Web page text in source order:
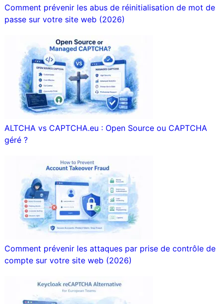
Comment prévenir les abus de réinitialisation de mot de
passe sur votre site web (2026)
ALTCHA vs CAPTCHA.eu : Open Source ou CAPTCHA
géré ?
Comment prévenir les attaques par prise de contrôle de
compte sur votre site web (2026)